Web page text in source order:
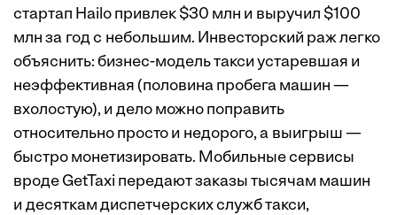
стартап Hailo привлек $30 млн и выручил $100
млн за год с небольшим. Инвесторский раж легко
объяснить: бизнес-модель такси устаревшая и
неэффективная (половина пробега машин —
вхолостую), и дело можно поправить
относительно просто и недорого, а выигрыш —
быстро монетизировать. Мобильные сервисы
вроде GetTaxi передают заказы тысячам машин
и десяткам диспетчерских служб такси,